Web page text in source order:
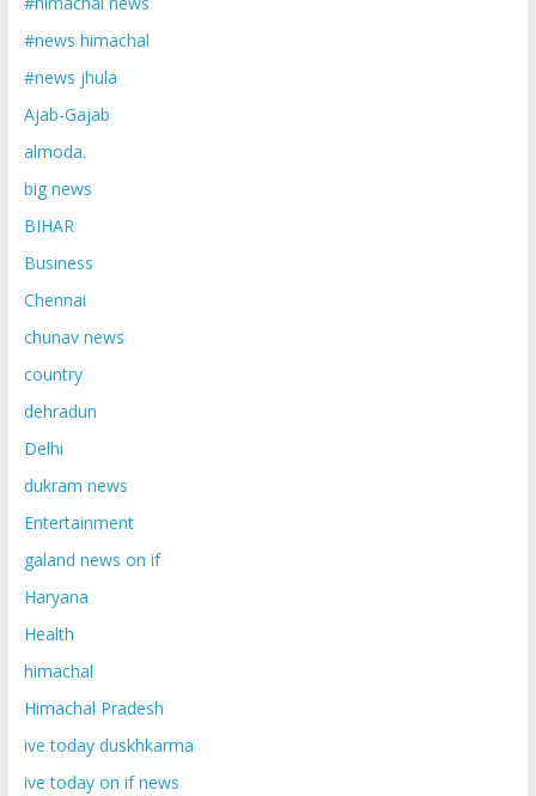
#news himachal
#news jhula
Ajab-Gajab
almoda.
big news
BIHAR
Business
Chennai
chunav news
country
dehradun
Delhi
dukram news
Entertainment
galand news on if
Haryana
Health
himachal
Himachal Pradesh
ive today duskhkarma
ive today on if news